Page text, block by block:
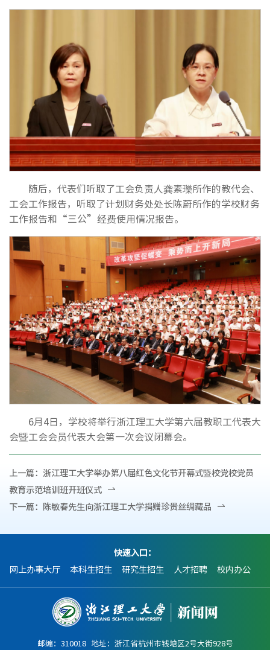
随后，代表们听取了工会负责人龚素瓅所作的教代会、
工会工作报告，听取了计划财务处处长陈蔚所作的学校财务
工作报告和“三公”经费使用情况报告。
6月4日，学校将举行浙江理工大学第六届教职工代表大
会暨工会会员代表大会第一次会议闭幕会。
上一篇： 浙江理工大学举办第八届红色文化节开幕式暨校党校党员
教育示范培训班开班仪式
下一篇： 陈敏春先生向浙江理工大学捐赠珍贵丝绸藏品
快速入口：
网上办事大厅
本科生招生 研究生招生 人才招聘 校内办公
邮编：310018 地址：浙江省杭州市钱塘区2号大街928号